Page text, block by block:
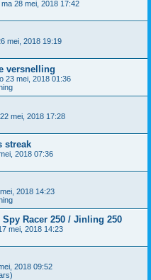
ma 28 mei, 2018 17:42
mei, 2018 19:19
versnelling
23 mei, 2018 01:36
mei, 2018 17:28
streak
2018 07:36
2018 14:23
Racer 250 / Jinling 250
mei, 2018 14:23
2018 09:52